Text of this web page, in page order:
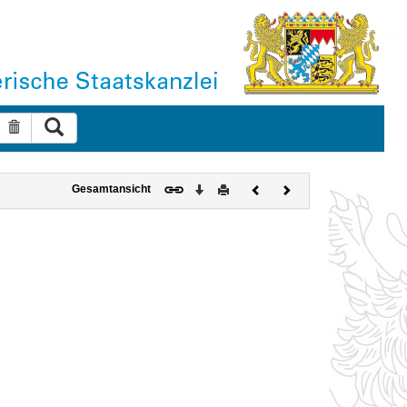
Suche zurücksetzen
Gesamtansicht Download
DruckenVorherigesNächstes
Dokument